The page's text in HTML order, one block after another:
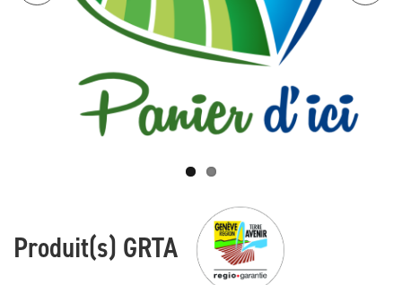
Produit(s) GRTA